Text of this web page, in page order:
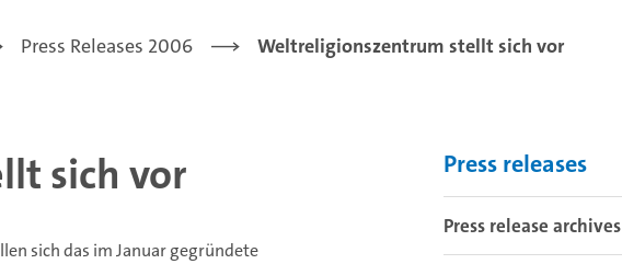
Press Releases 2006 Weltreligionszentrum stellt sich vor
sich vor
sich das im Januar gegründete
Press releases
Press release archives